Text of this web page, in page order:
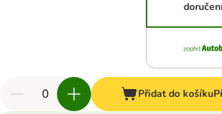
Přidat do košíku